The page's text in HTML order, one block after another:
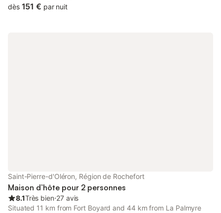
dès 151 € par nuit
Saint-Pierre-d'Oléron, Région de Rochefort
Maison d’hôte pour 2 personnes
8.1Très bien⋅27 avis
Situated 11 km from Fort Boyard and 44 km from La Palmyre